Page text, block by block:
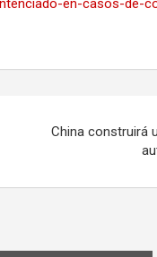
en-casos-de-
China construirá